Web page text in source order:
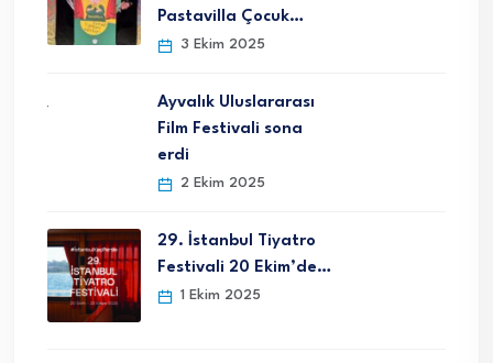
Pastavilla Çocuk…
3 Ekim 2025
Ayvalık Uluslararası
Film Festivali sona
erdi
2 Ekim 2025
29. İstanbul Tiyatro
Festivali 20 Ekim’de…
1 Ekim 2025